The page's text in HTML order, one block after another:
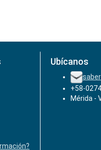
Ubícanos
+58-
Mérida -